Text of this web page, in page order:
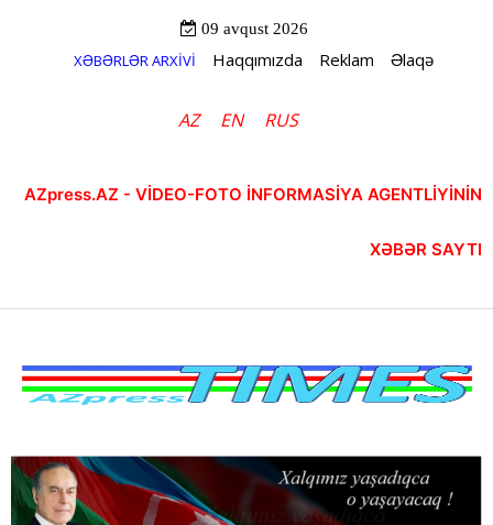
09 avqust 2026
XƏBƏRLƏR ARXİVİ Haqqımızda Reklam Əlaqə
AZ EN RUS
AZpress.AZ - VİDEO-FOTO İNFORMASİYA AGENTLİYİNİN
XƏBƏR SAYTI